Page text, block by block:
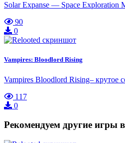
Solar Expanse — Space Exploration
90
0
Vampires: Bloodlord Rising
Vampires Bloodlord Rising– крутое
117
0
Рекомендуем другие игры